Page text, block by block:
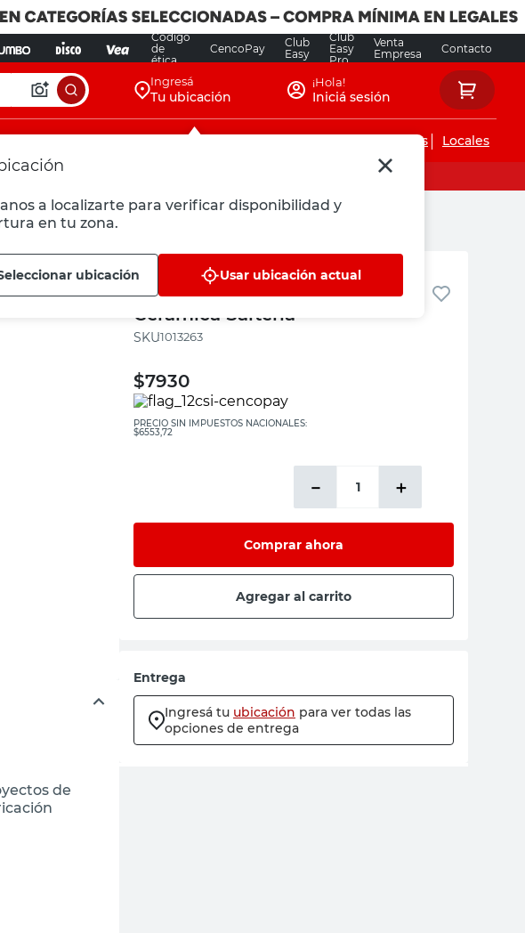
Código
de
ética
CencoPay
Club
Easy
Club
Easy
Pro
Venta
Empresa
Contacto
Ingresá
Tu ubicación
a localizarte para verificar disponibilidad y
en tu zona.
ubicación Usar ubicación actual
¡Hola!
Iniciá sesión
Servicios de instalaciones Locales
de
Cerámica Salteña
Plancha Poliestireno 30 Mm
Cerámica Salteña
:1013263
$7930
PRECIO SIN IMPUESTOS NACIONALES:
$6553,72
＋
－
Comprar ahora
Agregar al carrito
Entrega
Ingresá tu ubicación para ver todas las
opciones de entrega